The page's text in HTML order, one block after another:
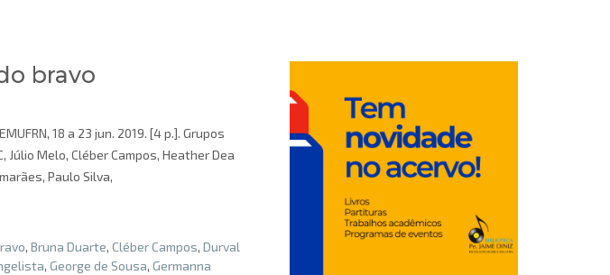
bravo
18 a 23 jun. 2019. [4 p.]. Grupos
Júlio Melo, Cléber Campos, Heather Dea
Paulo Silva,
, Bruna Duarte, Cléber Campos, Durval
, George de Sousa, Germanna